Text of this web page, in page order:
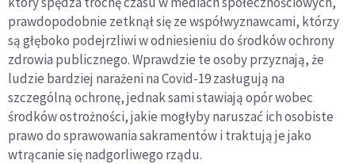
prawdopodobnie zetknął się ze współwyznawcami, którzy
są głęboko podejrzliwi w odniesieniu do środków ochrony
zdrowia publicznego. Wprawdzie te osoby przyznają, że
ludzie bardziej narażeni na Covid-19 zasługują na
szczególną ochronę, jednak sami stawiają opór wobec
środków ostrożności, jakie mogłyby naruszać ich osobiste
prawo do sprawowania sakramentów i traktują je jako
wtrącanie się nadgorliwego rządu.